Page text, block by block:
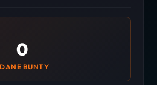
0
BUNTY